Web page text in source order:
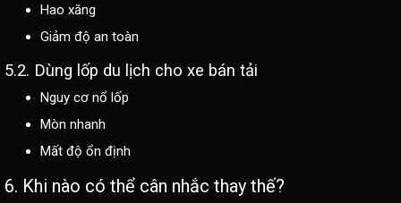
Hao xăng
Giảm độ an toàn
5.2. Dùng lốp du lịch cho xe bán tải
Nguy cơ nổ lốp
Mòn nhanh
Mất độ ổn định
6. Khi nào có thể cân nhắc thay thế?